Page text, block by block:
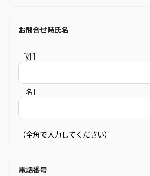
お問合せ時氏名
［姓］
［名］
（全角で入力してください）
電話番号